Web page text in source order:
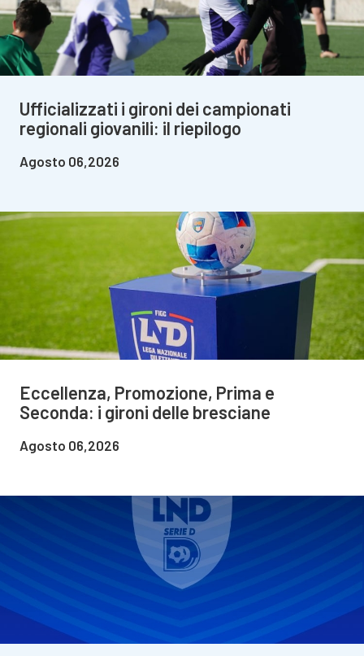
Ufficializzati i gironi dei campionati
regionali giovanili: il riepilogo
Agosto 06,2026
Eccellenza, Promozione, Prima e
Seconda: i gironi delle bresciane
Agosto 06,2026